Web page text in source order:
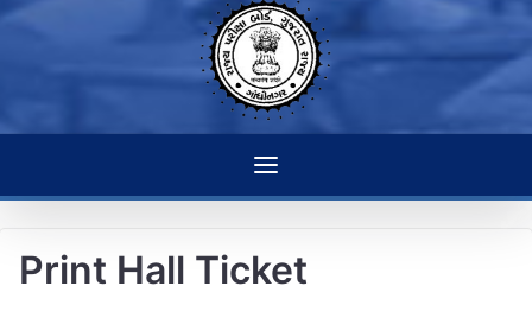
Print Hall Ticket